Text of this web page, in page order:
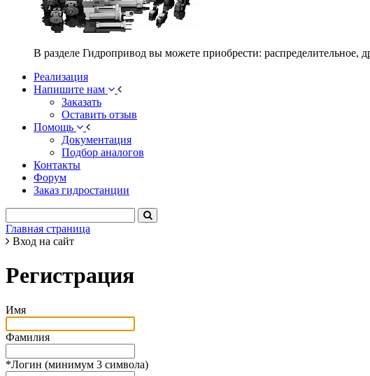
В разделе Гидропривод вы можете приобрести: распределительное,
Реализация
Напишите нам
Заказать
Оставить отзыв
Помощь
Документация
Подбор аналогов
Контакты
Форум
Заказ гидростанции
Главная страница
Вход на сайт
Регистрация
Имя
Фамилия
*Логин (минимум 3 символа)